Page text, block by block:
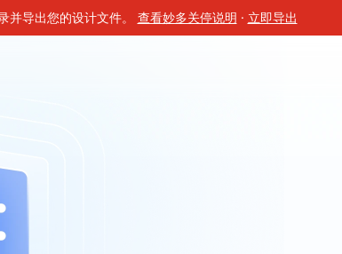
并导出您的设计文件。 查看妙多关停说明 · 立即导出